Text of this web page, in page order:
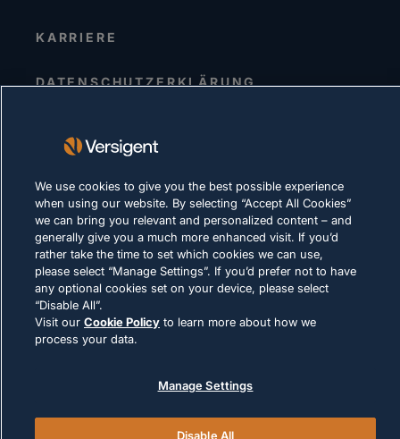
KARRIERE
DATENSCHUTZERKLÄRUNG
Nutzungsbedingungen
Cookie-Richtlinie
RECHTLICHE HINWEISE UND
COMPLIANCE
© 2026 Versigent. All rights reserved
We use cookies to give you the best possible experience
when using our website. By selecting “Accept All Cookies”
we can bring you relevant and personalized content – and
generally give you a much more enhanced visit. If you’d
rather take the time to set which cookies we can use,
please select “Manage Settings”. If you’d prefer not to have
any optional cookies set on your device, please select
“Disable All”.
Visit our Cookie Policy to learn more about how we
process your data.
Manage Settings
Disable All